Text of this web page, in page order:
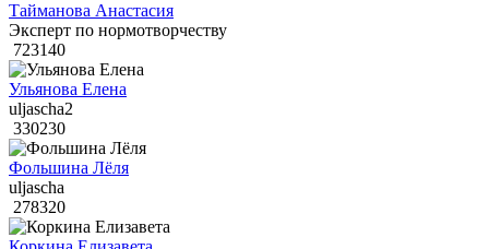
Тайманова Анастасия
Эксперт по нормотворчеству
723140
Ульянова Елена
uljascha2
330230
Фольшина Лёля
uljascha
278320